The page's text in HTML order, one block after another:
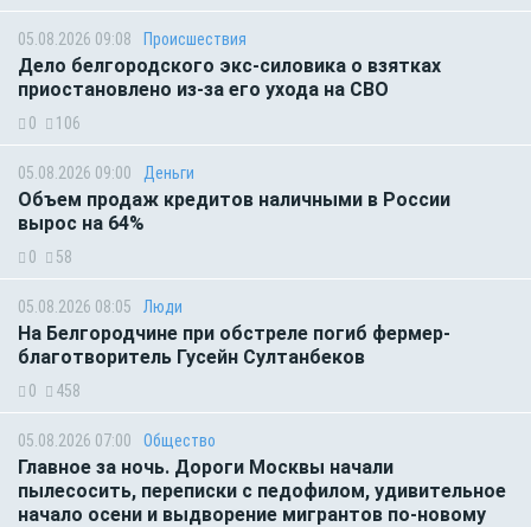
05.08.2026 09:08 Происшествия
Дело белгородского экс-силовика о взятках
приостановлено из-за его ухода на СВО
0 106
05.08.2026 09:00 Деньги
Объем продаж кредитов наличными в России
вырос на 64%
0 58
05.08.2026 08:05 Люди
На Белгородчине при обстреле погиб фермер-
благотворитель Гусейн Султанбеков
0 458
05.08.2026 07:00 Общество
Главное за ночь. Дороги Москвы начали
пылесосить, переписки с педофилом, удивительное
начало осени и выдворение мигрантов по-новому